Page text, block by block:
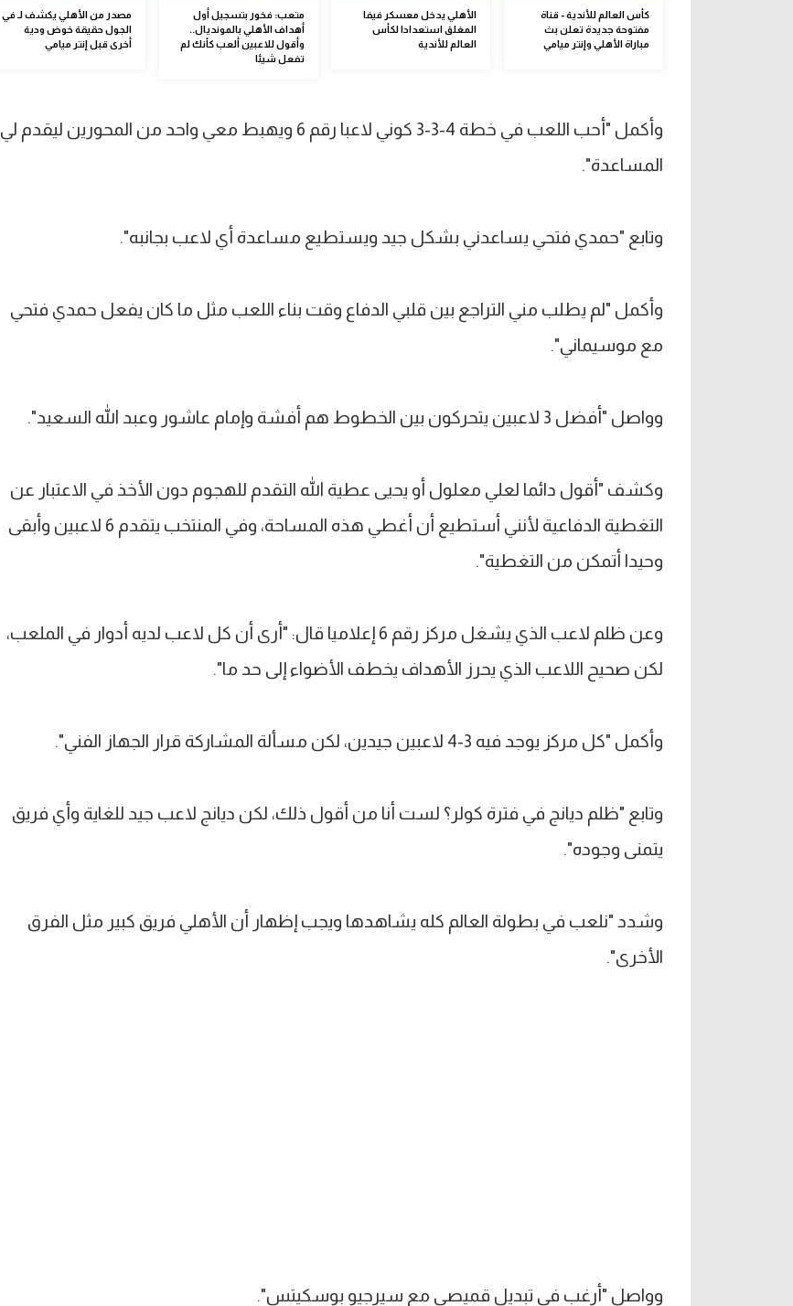
كأس العالم للأندية - قناة
مفتوحة جديدة تعلن بث
مباراة الأهلي وإنتر ميامي
الأهلي يدخل معسكر فيفا
المغلق استعدادا لكأس
العالم للأندية
متعب: فخور بتسجيل أول
أهداف الأهلي بالمونديال..
وأقول للاعبين ألعب كأنك لم
تفعل شيئا
مصدر من الأهلي يكشف لـ في
الجول حقيقة خوض ودية
أخرى قبل إنتر ميامي
وأكمل "أحب اللعب في خطة 4-3-3 كوني لاعبا رقم 6 ويهبط معي واحد من المحورين ليقدم لي
المساعدة".
وتابع "حمدي فتحي يساعدني بشكل جيد ويستطيع مساعدة أي لاعب بجانبه".
وأكمل "لم يطلب مني التراجع بين قلبي الدفاع وقت بناء اللعب مثل ما كان يفعل حمدي فتحي
مع موسيماني".
وواصل "أفضل 3 لاعبين يتحركون بين الخطوط هم أفشة وإمام عاشور وعبد الله السعيد".
وكشف "أقول دائما لعلي معلول أو يحيى عطية الله التقدم للهجوم دون الأخذ في الاعتبار عن
التغطية الدفاعية لأنني أستطيع أن أغطي هذه المساحة، وفي المنتخب يتقدم 6 لاعبين وأبقى
وحيدا أتمكن من التغطية".
وعن ظلم لاعب الذي يشغل مركز رقم 6 إعلاميا قال: "أرى أن كل لاعب لديه أدوار في الملعب،
لكن صحيح اللاعب الذي يحرز الأهداف يخطف الأضواء إلى حد ما".
وأكمل "كل مركز يوجد فيه 3-4 لاعبين جيدين، لكن مسألة المشاركة قرار الجهاز الفني".
وتابع "ظلم ديانج في فترة كولر؟ لست أنا من أقول ذلك، لكن ديانج لاعب جيد للغاية وأي فريق
يتمنى وجوده".
وشدد "نلعب في بطولة العالم كله يشاهدها ويجب إظهار أن الأهلي فريق كبير مثل الفرق
الأخرى".
وواصل "أرغب في تبديل قميصي مع سيرجيو بوسكيتس".